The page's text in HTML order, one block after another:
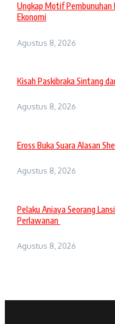
Ungkap Motif Pembunuhan
Ekonomi
Agustus 8, 2026
Kisah Paskibraka Sintang
Agustus 8, 2026
Eross Buka Suara Alasan
Agustus 8, 2026
Pelaku Aniaya Seorang
Perlawanan
Agustus 8, 2026